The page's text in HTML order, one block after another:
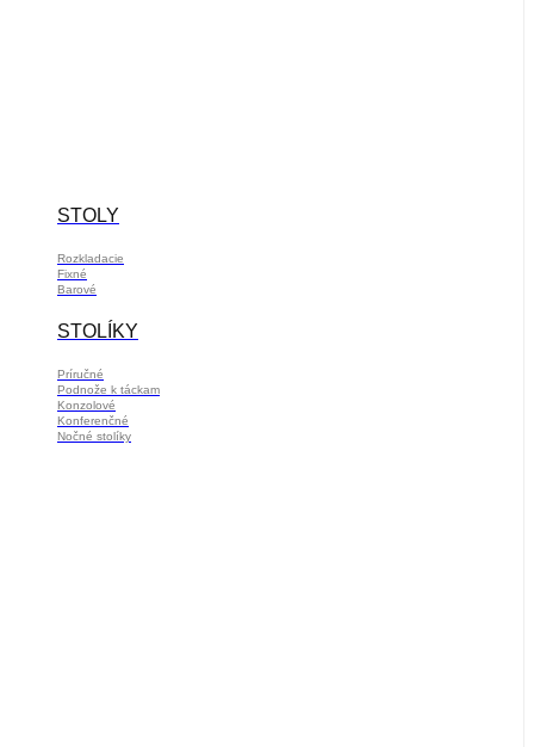
STOLY
Rozkladacie
Fixné
Barové
STOLÍKY
Príručné
Podnože k táckam
Konzolové
Konferenčné
Nočné stolíky